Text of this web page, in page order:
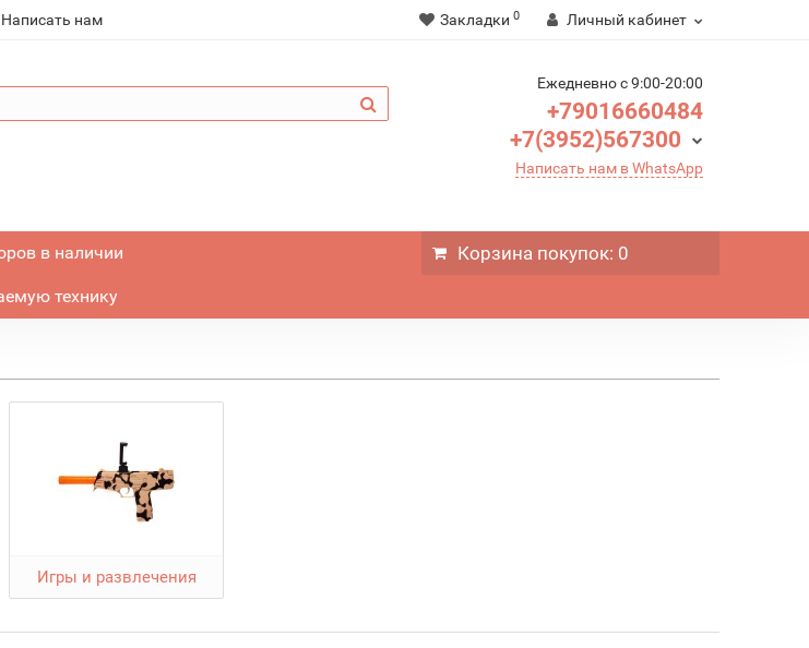
Написать нам Закладки 0 Личный кабинет
Ежедневно c 9:00-20:00
+79016660484
+7(3952)567300
Написать нам в WhatsApp
в наличии
технику
Корзина покупок: 0
Игры и развлечения